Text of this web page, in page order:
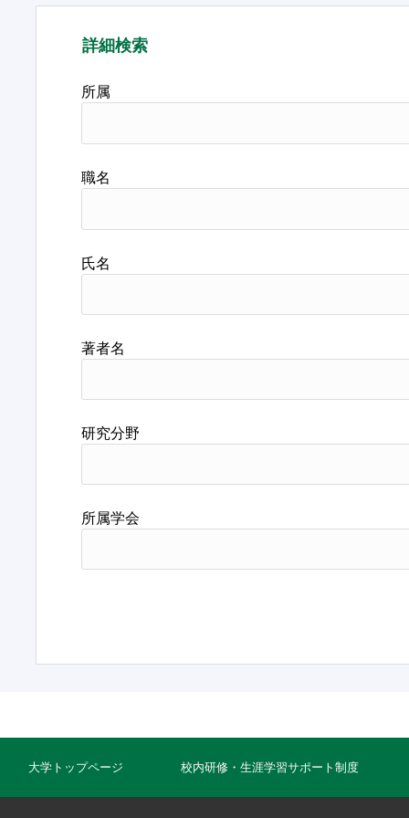
詳細検索
所属
職名
氏名
著者名
研究分野
所属学会
大学トップページ 校内研修・生涯学習サポート制度